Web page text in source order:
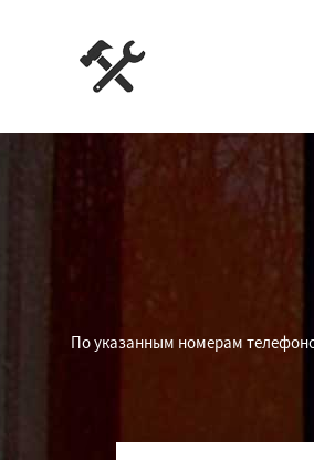
По указанным номерам